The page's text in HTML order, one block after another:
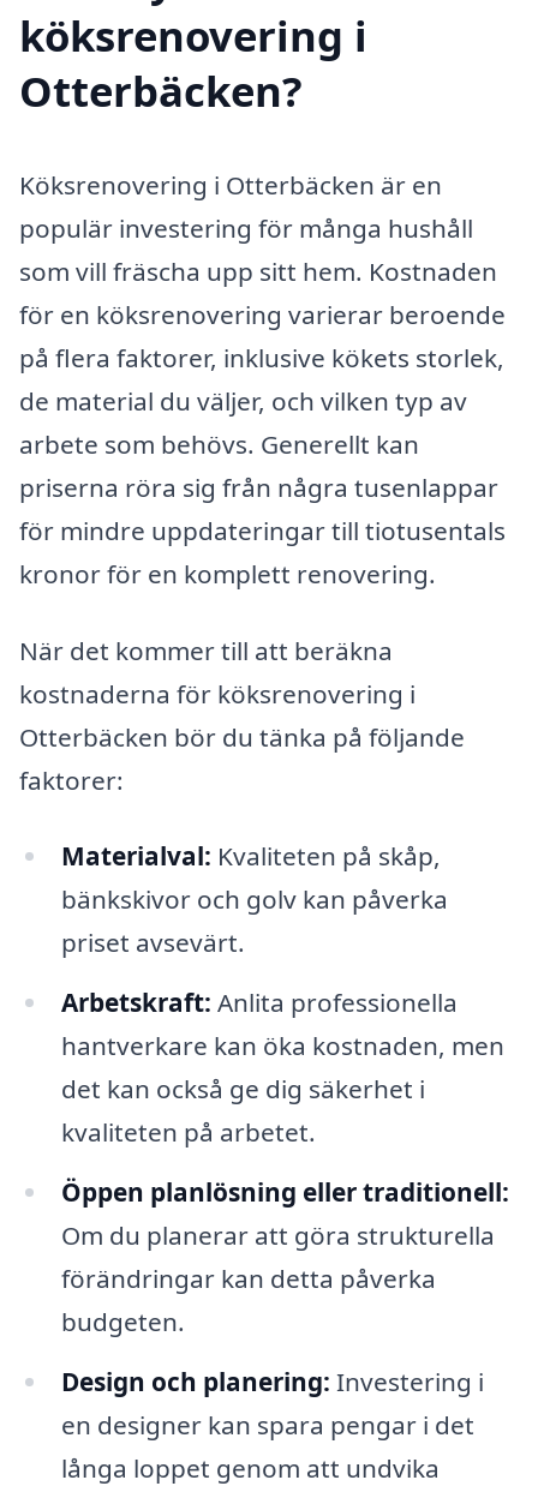
köksrenovering i
Otterbäcken?
Köksrenovering i Otterbäcken är en
populär investering för många hushåll
som vill fräscha upp sitt hem. Kostnaden
för en köksrenovering varierar beroende
på flera faktorer, inklusive kökets storlek,
de material du väljer, och vilken typ av
arbete som behövs. Generellt kan
priserna röra sig från några tusenlappar
för mindre uppdateringar till tiotusentals
kronor för en komplett renovering.
När det kommer till att beräkna
kostnaderna för köksrenovering i
Otterbäcken bör du tänka på följande
faktorer:
Materialval: Kvaliteten på skåp,
bänkskivor och golv kan påverka
priset avsevärt.
Arbetskraft: Anlita professionella
hantverkare kan öka kostnaden, men
det kan också ge dig säkerhet i
kvaliteten på arbetet.
Öppen planlösning eller traditionell:
Om du planerar att göra strukturella
förändringar kan detta påverka
budgeten.
Design och planering: Investering i
en designer kan spara pengar i det
långa loppet genom att undvika